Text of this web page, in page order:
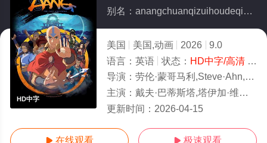
HD中字
别名：anangchuanqizuihoudeqizong
美国 美国,动画 2026
9.0
语言： 英语 状态： HD中字/高清- 免费在线观看
导演： 劳伦·蒙哥马利,Steve·Ahn,William·Mata
主演： 戴夫·巴蒂斯塔,塔伊加·维迪提,芙蕾达·平托,史蒂文·元,关继威,杰拉尔丁·维斯瓦纳坦,南允道,杰西卡·马滕,迪·布莱
更新时间： 2026-04-15
 在线观看  极速观看